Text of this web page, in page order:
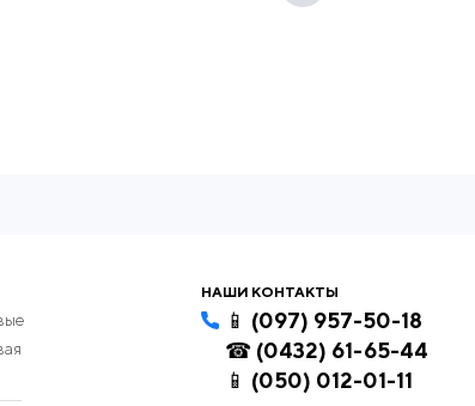
НАШИ КОНТАКТЫ
📱 (097) 957-50-18
☎ (0432) 61-65-44
📱 (050) 012-01-11